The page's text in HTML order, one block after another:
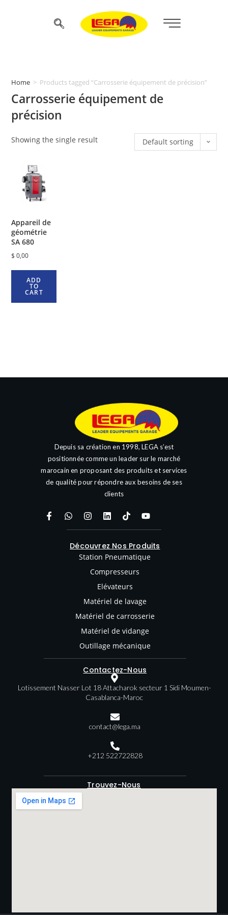
Home > Products tagged “Carrosserie équipement de précision”
Carrosserie équipement de
précision
Showing the single result Default sorting
Appareil de
géométrie
SA 680
$ 0,00
ADD
TO
CART
Depuis sa création en 1998, LEGA s’est
positionnée comme un leader sur le marché
marocain en proposant des produits et services
de qualité pour répondre aux besoins de ses
clients
Découvrez Nos Produits
Station Pneumatique
Compresseurs
Elévateurs
Matériel de lavage
Matériel de carrosserie
Matériel de vidange
Outillage mécanique
Contactez-Nous
Lotissement Nasser Lot 18 Attacharok secteur 1 Sidi Moumen-
Casablanca-Maroc
contact@lega.ma
+212 522722828
Trouvez-Nous